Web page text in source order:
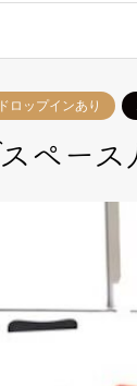
ドロップインあり
ペー